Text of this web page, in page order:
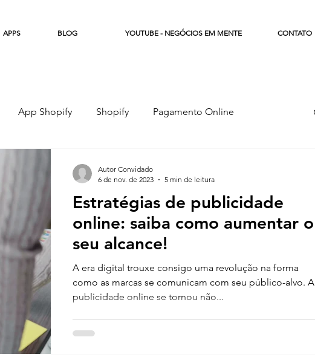
APPS BLOG YOUTUBE - NEGÓCIOS EM MENTE CONTATO
App Shopify Shopify Pagamento Online
Estratégias de publicidade
online: saiba como aumentar o
seu alcance!
A era digital trouxe consigo uma revolução na forma
como as marcas se comunicam com seu público-alvo. A
publicidade online se tornou não...
Autor Convidado
6 de nov. de 2023
5 min de leitura